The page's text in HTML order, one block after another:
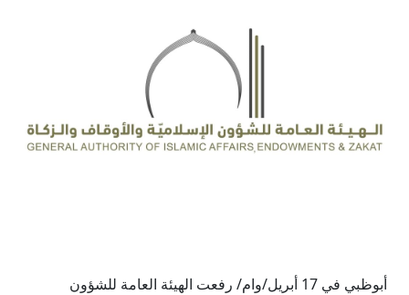
أبوظبي في 17 أبريل/وام/ رفعت الهيئة العامة للشؤون